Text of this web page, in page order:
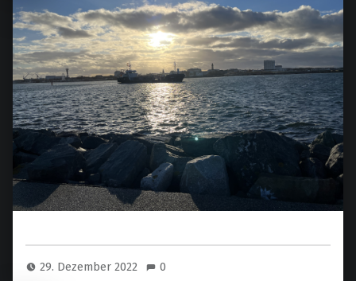
29. Dezember 2022 0